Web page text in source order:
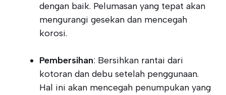
dengan baik. Pelumasan yang tepat akan
mengurangi gesekan dan mencegah
korosi.
Pembersihan: Bersihkan rantai dari
kotoran dan debu setelah penggunaan.
Hal ini akan mencegah penumpukan yang